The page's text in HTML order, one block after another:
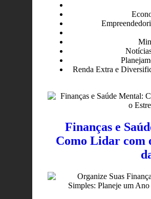
Renda Extra e
Finanças e
Como Lidar com